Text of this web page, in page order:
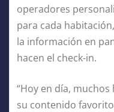
operadores
para cada
la información en
hacen el check-in.
“Hoy en día,
su contenido